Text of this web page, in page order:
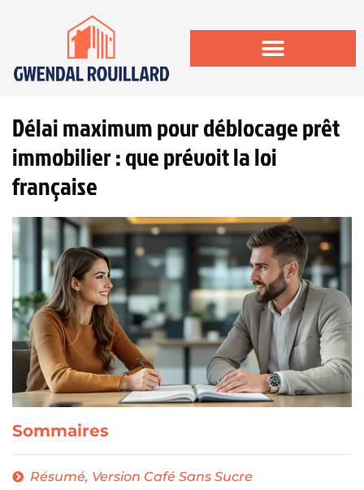
Délai maximum pour déblocage prêt
immobilier : que prévoit la loi
française
Sommaires
Résumé, Version Café Sans Sucre